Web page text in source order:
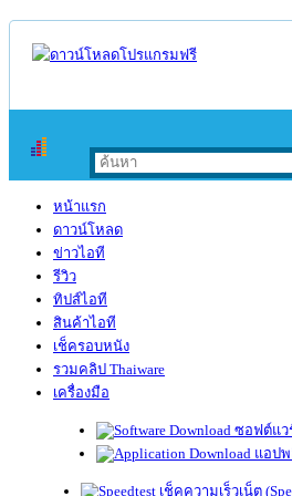
หน้าแรก
ดาวน์โหลด
ข่าวไอที
รีวิว
ทิปส์ไอที
สินค้าไอที
เช็ครอบหนัง
รวมคลิป Thaiware
เครื่องมือ
ซอฟต์แว
แอป
เช็คความเร็วเน็ต